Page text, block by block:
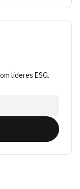
líderes ESG.